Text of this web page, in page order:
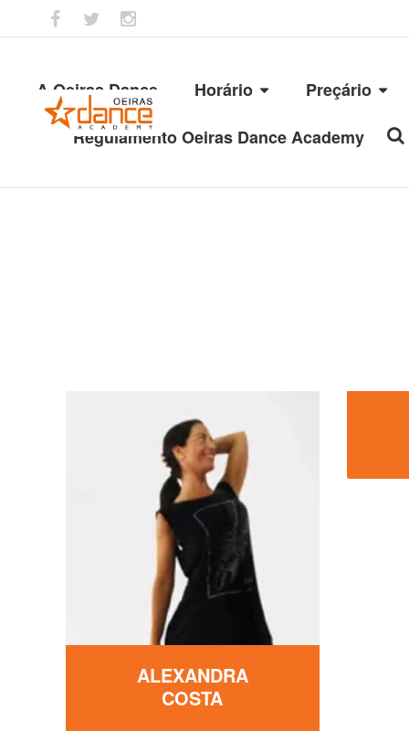
A Oeiras Dance Horário
Preçário
Regulamento Oeiras Dance Academy
ALEXANDRA
COSTA